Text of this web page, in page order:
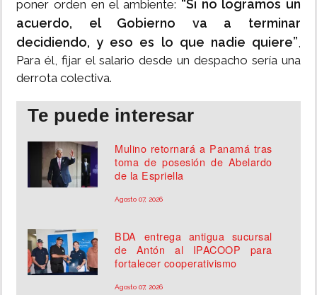
poner orden en el ambiente: “Si no logramos un
acuerdo, el Gobierno va a terminar
decidiendo, y eso es lo que nadie quiere”,
Para él, fijar el salario desde un despacho sería una
derrota colectiva.
Te puede interesar
Mulino retornará a Panamá tras
toma de posesión de Abelardo
de la Espriella
Agosto 07, 2026
BDA entrega antigua sucursal
de Antón al IPACOOP para
fortalecer cooperativismo
Agosto 07, 2026